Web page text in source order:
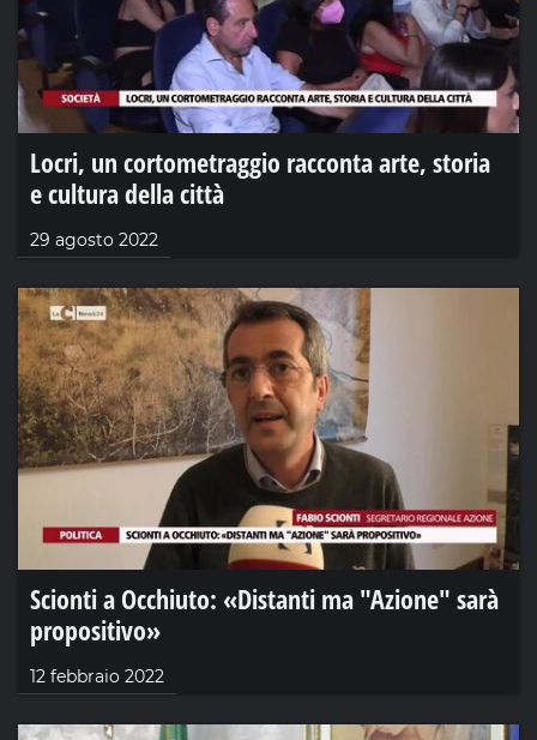
Locri, un cortometraggio racconta arte, storia
e cultura della città
29 agosto 2022
Scionti a Occhiuto: «Distanti ma "Azione" sarà
propositivo»
12 febbraio 2022